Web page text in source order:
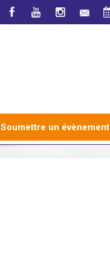
Soumettre un évènement